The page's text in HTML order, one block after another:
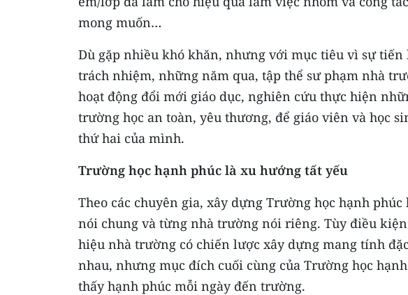
mong muốn…
Dù gặp nhiều khó khăn, nhưng với mục tiêu vì sự
trách nhiệm, những năm qua, tập thể sư phạm nhà
hoạt động đổi mới giáo dục, nghiên cứu thực hiện
trường học an toàn, yêu thương, để giáo viên và học
thứ hai của mình.
Trường học hạnh phúc là xu hướng tất yếu
Theo các chuyên gia, xây dựng Trường học hạnh
nói chung và từng nhà trường nói riêng. Tùy điều
hiệu nhà trường có chiến lược xây dựng mang tính
nhau, nhưng mục đích cuối cùng của Trường học
thấy hạnh phúc mỗi ngày đến trường.